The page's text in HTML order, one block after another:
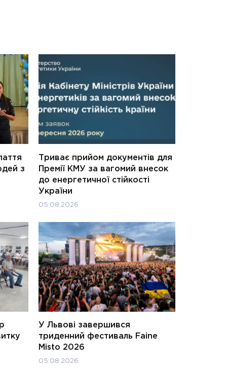
з
Триває прийом документів для
Премії КМУ за вагомий внесок
до енергетичної стійкості
України
05.08.2026
У Львові завершився
триденний фестиваль Faine
Misto 2026
05.08.2026